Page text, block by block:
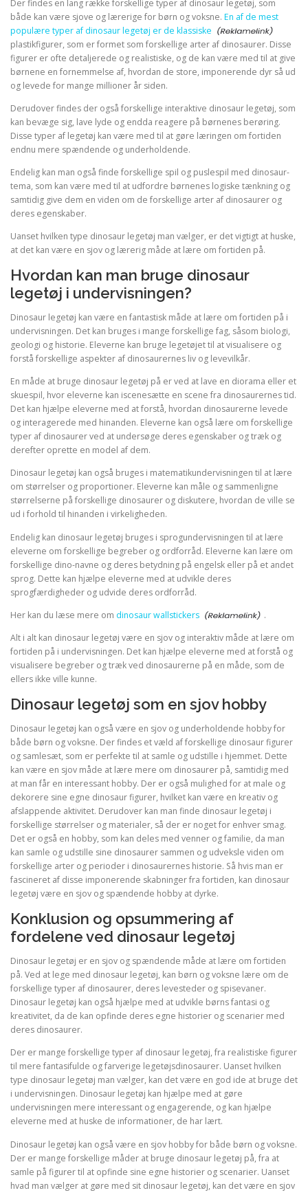
Der findes en lang række forskellige typer af dinosaur legetøj, som
både kan være sjove og lærerige for børn og voksne. En af de mest
populære typer af dinosaur legetøj er de klassiske
plastikfigurer, som er formet som forskellige arter af dinosaurer. Disse
figurer er ofte detaljerede og realistiske, og de kan være med til at give
børnene en fornemmelse af, hvordan de store, imponerende dyr så ud
og levede for mange millioner år siden.
Derudover findes der også forskellige interaktive dinosaur legetøj, som
kan bevæge sig, lave lyde og endda reagere på børnenes berøring.
Disse typer af legetøj kan være med til at gøre læringen om fortiden
endnu mere spændende og underholdende.
Endelig kan man også finde forskellige spil og puslespil med dinosaur-
tema, som kan være med til at udfordre børnenes logiske tænkning og
samtidig give dem en viden om de forskellige arter af dinosaurer og
deres egenskaber.
Uanset hvilken type dinosaur legetøj man vælger, er det vigtigt at huske,
at det kan være en sjov og lærerig måde at lære om fortiden på.
Hvordan kan man bruge dinosaur
legetøj i undervisningen?
Dinosaur legetøj kan være en fantastisk måde at lære om fortiden på i
undervisningen. Det kan bruges i mange forskellige fag, såsom biologi,
geologi og historie. Eleverne kan bruge legetøjet til at visualisere og
forstå forskellige aspekter af dinosaurernes liv og levevilkår.
En måde at bruge dinosaur legetøj på er ved at lave en diorama eller et
skuespil, hvor eleverne kan iscenesætte en scene fra dinosaurernes tid.
Det kan hjælpe eleverne med at forstå, hvordan dinosaurerne levede
og interagerede med hinanden. Eleverne kan også lære om forskellige
typer af dinosaurer ved at undersøge deres egenskaber og træk og
derefter oprette en model af dem.
Dinosaur legetøj kan også bruges i matematikundervisningen til at lære
om størrelser og proportioner. Eleverne kan måle og sammenligne
størrelserne på forskellige dinosaurer og diskutere, hvordan de ville se
ud i forhold til hinanden i virkeligheden.
Endelig kan dinosaur legetøj bruges i sprogundervisningen til at lære
eleverne om forskellige begreber og ordforråd. Eleverne kan lære om
forskellige dino-navne og deres betydning på engelsk eller på et andet
sprog. Dette kan hjælpe eleverne med at udvikle deres
sprogfærdigheder og udvide deres ordforråd.
Her kan du læse mere om dinosaur wallstickers
.
Alt i alt kan dinosaur legetøj være en sjov og interaktiv måde at lære om
fortiden på i undervisningen. Det kan hjælpe eleverne med at forstå og
visualisere begreber og træk ved dinosaurerne på en måde, som de
ellers ikke ville kunne.
Dinosaur legetøj som en sjov hobby
Dinosaur legetøj kan også være en sjov og underholdende hobby for
både børn og voksne. Der findes et væld af forskellige dinosaur figurer
og samlesæt, som er perfekte til at samle og udstille i hjemmet. Dette
kan være en sjov måde at lære mere om dinosaurer på, samtidig med
at man får en interessant hobby. Der er også mulighed for at male og
dekorere sine egne dinosaur figurer, hvilket kan være en kreativ og
afslappende aktivitet. Derudover kan man finde dinosaur legetøj i
forskellige størrelser og materialer, så der er noget for enhver smag.
Det er også en hobby, som kan deles med venner og familie, da man
kan samle og udstille sine dinosaurer sammen og udveksle viden om
forskellige arter og perioder i dinosaurernes historie. Så hvis man er
fascineret af disse imponerende skabninger fra fortiden, kan dinosaur
legetøj være en sjov og spændende hobby at dyrke.
Konklusion og opsummering af
fordelene ved dinosaur legetøj
Dinosaur legetøj er en sjov og spændende måde at lære om fortiden
på. Ved at lege med dinosaur legetøj, kan børn og voksne lære om de
forskellige typer af dinosaurer, deres levesteder og spisevaner.
Dinosaur legetøj kan også hjælpe med at udvikle børns fantasi og
kreativitet, da de kan opfinde deres egne historier og scenarier med
deres dinosaurer.
Der er mange forskellige typer af dinosaur legetøj, fra realistiske figurer
til mere fantasifulde og farverige legetøjsdinosaurer. Uanset hvilken
type dinosaur legetøj man vælger, kan det være en god ide at bruge det
i undervisningen. Dinosaur legetøj kan hjælpe med at gøre
undervisningen mere interessant og engagerende, og kan hjælpe
eleverne med at huske de informationer, de har lært.
Dinosaur legetøj kan også være en sjov hobby for både børn og voksne.
Der er mange forskellige måder at bruge dinosaur legetøj på, fra at
samle på figurer til at opfinde sine egne historier og scenarier. Uanset
hvad man vælger at gøre med sit dinosaur legetøj, kan det være en sjov